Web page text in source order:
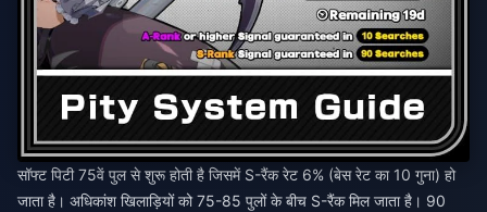
सॉफ्ट पिटी 75वें पुल से शुरू होती है जिसमें S-रैंक रेट 6% (बेस रेट का 10 गुना) हो
जाता है। अधिकांश खिलाड़ियों को 75-85 पुलों के बीच S-रैंक मिल जाता है। 90